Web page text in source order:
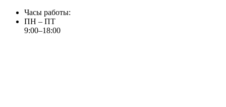
Часы работы:
ПН – ПТ
9:00–18:00